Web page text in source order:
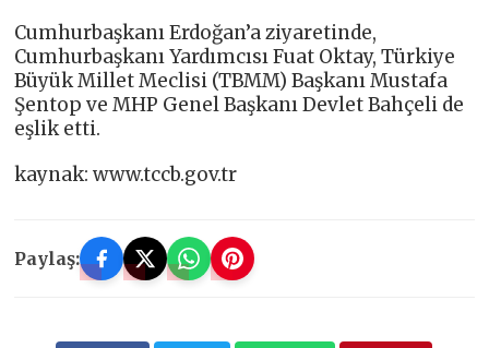
Cumhurbaşkanı Erdoğan’a ziyaretinde,
Cumhurbaşkanı Yardımcısı Fuat Oktay, Türkiye
Büyük Millet Meclisi (TBMM) Başkanı Mustafa
Şentop ve MHP Genel Başkanı Devlet Bahçeli de
eşlik etti.
kaynak: www.tccb.gov.tr
Paylaş: